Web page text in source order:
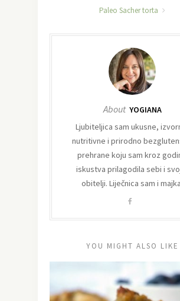
Paleo Sacher torta
About YOGIANA
Ljubiteljica sam ukusne,
nutritivne i prirodno
prehrane koju sam kroz
iskustva prilagodila sebi i
obitelji. Liječnica sam i
YOU MIGHT ALSO LIKE